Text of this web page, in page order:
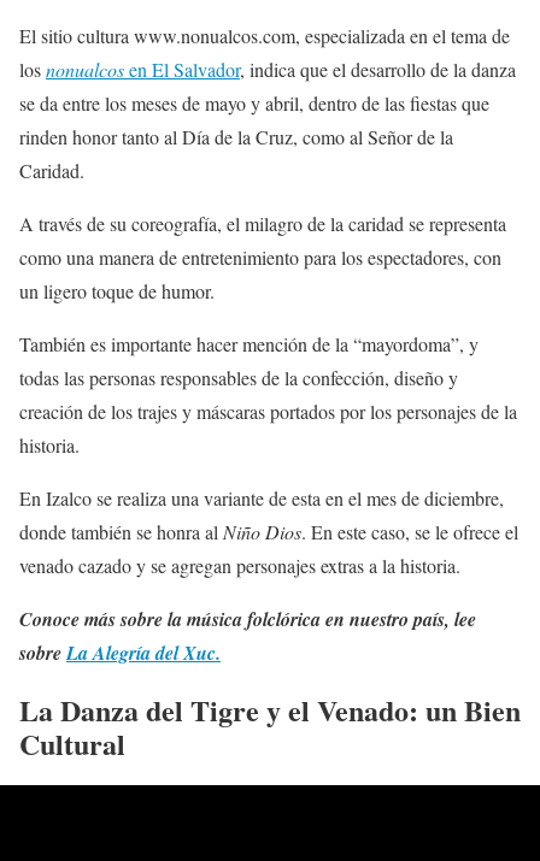
El sitio cultura www.nonualcos.com, especializada en el tema de
losnonualcosen El Salvador, indica que el desarrollo de la danza
se da entre los meses de mayo y abril, dentro de las fiestas que
rinden honor tanto al Día de la Cruz, como al Señor de la
Caridad.
A través de su coreografía, el milagro de la caridad se representa
como una manera de entretenimiento para los espectadores, con
un ligero toque de humor.
También es importante hacer mención de la “mayordoma”, y
todas las personas responsables de la confección, diseño y
creación de los trajes y máscaras portados por los personajes de la
historia.
En Izalco se realiza una variante de esta en el mes de diciembre,
donde también se honra al Niño Dios. En este caso, se le ofrece el
venado cazado y se agregan personajes extras a la historia.
Conoce más sobre la música folclórica en nuestro país, lee
sobreLa Alegría del Xuc.
La Danza del Tigre y el Venado: un Bien
Cultural